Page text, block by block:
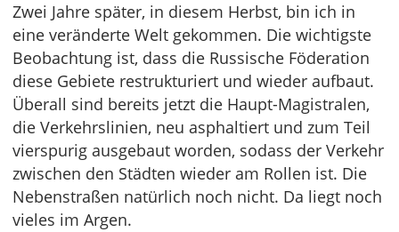
Zwei Jahre später, in diesem Herbst, bin ich in
eine veränderte Welt gekommen. Die wichtigste
Beobachtung ist, dass die Russische Föderation
diese Gebiete restrukturiert und wieder aufbaut.
Überall sind bereits jetzt die Haupt-Magistralen,
die Verkehrslinien, neu asphaltiert und zum Teil
vierspurig ausgebaut worden, sodass der Verkehr
zwischen den Städten wieder am Rollen ist. Die
Nebenstraßen natürlich noch nicht. Da liegt noch
vieles im Argen.